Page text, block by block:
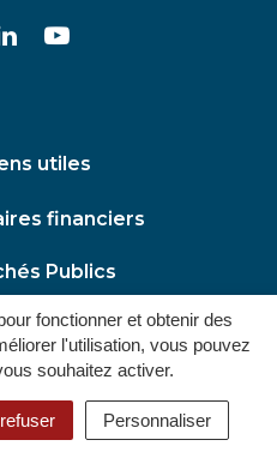
fonctionner et obtenir des
l'utilisation, vous pouvez
souhaitez activer.
Personnaliser
Infos Déchets
Lien
LinkedinYoutube
utiles
financiers
Publics
à la newsletter
COOKIES